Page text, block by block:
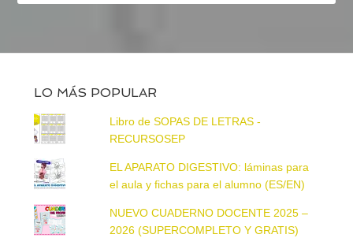
LO MÁS POPULAR
Libro de SOPAS DE LETRAS -
RECURSOSEP
EL APARATO DIGESTIVO: láminas para
el aula y fichas para el alumno (ES/EN)
NUEVO CUADERNO DOCENTE 2025 –
2026 (SUPERCOMPLETO Y GRATIS)